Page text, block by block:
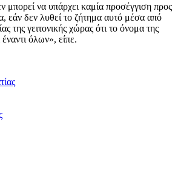
μπορεί να υπάρχει καμία προσέγγιση προς
εάν δεν λυθεί το ζήτημα αυτό μέσα από
της γειτονικής χώρας ότι το όνομα της
έναντι όλων», είπε.